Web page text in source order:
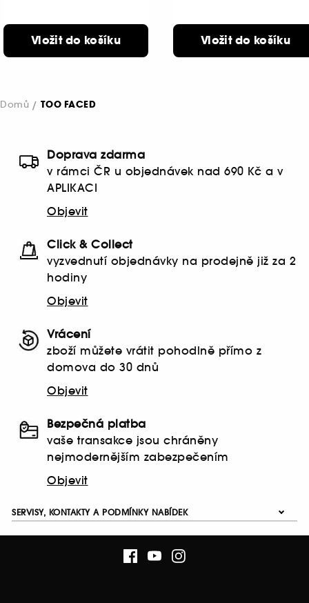
Vložit do košíku Vložit do košíku
Domů TOO FACED
Doprava zdarma
v rámci ČR u objednávek nad 690 Kč a v
APLIKACI
Objevit
Click & Collect
vyzvednutí objednávky na prodejně již za 2
hodiny
Objevit
Vrácení
zboží můžete vrátit pohodlně přímo z
domova do 30 dnů
Objevit
Bezpečná platba
vaše transakce jsou chráněny
nejmodernějším zabezpečením
Objevit
SERVISY, KONTAKTY A PODMÍNKY NABÍDEK